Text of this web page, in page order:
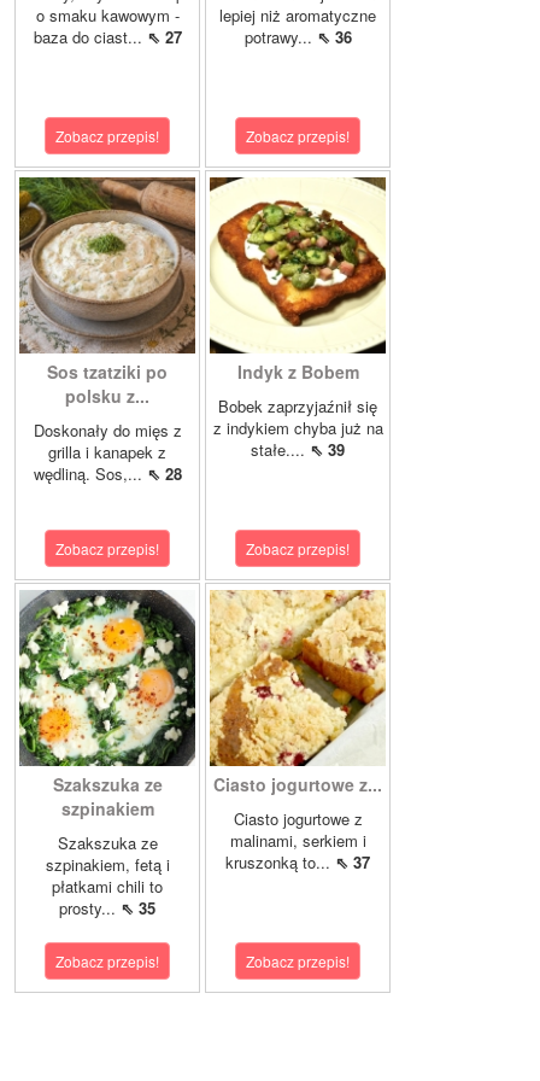
o smaku kawowym -
baza do ciast... ⇖ 27
Zobacz przepis!
lepiej niż aromatyczne
potrawy... ⇖ 36
Zobacz przepis!
Sos tzatziki po
polsku z...
Doskonały do mięs z
grilla i kanapek z
wędliną. Sos,... ⇖ 28
Zobacz przepis!
Indyk z Bobem
Bobek zaprzyjaźnił się
z indykiem chyba już na
stałe.... ⇖ 39
Zobacz przepis!
Szakszuka ze
szpinakiem
Szakszuka ze
szpinakiem, fetą i
płatkami chili to
prosty... ⇖ 35
Zobacz przepis!
Ciasto jogurtowe z...
Ciasto jogurtowe z
malinami, serkiem i
kruszonką to... ⇖ 37
Zobacz przepis!